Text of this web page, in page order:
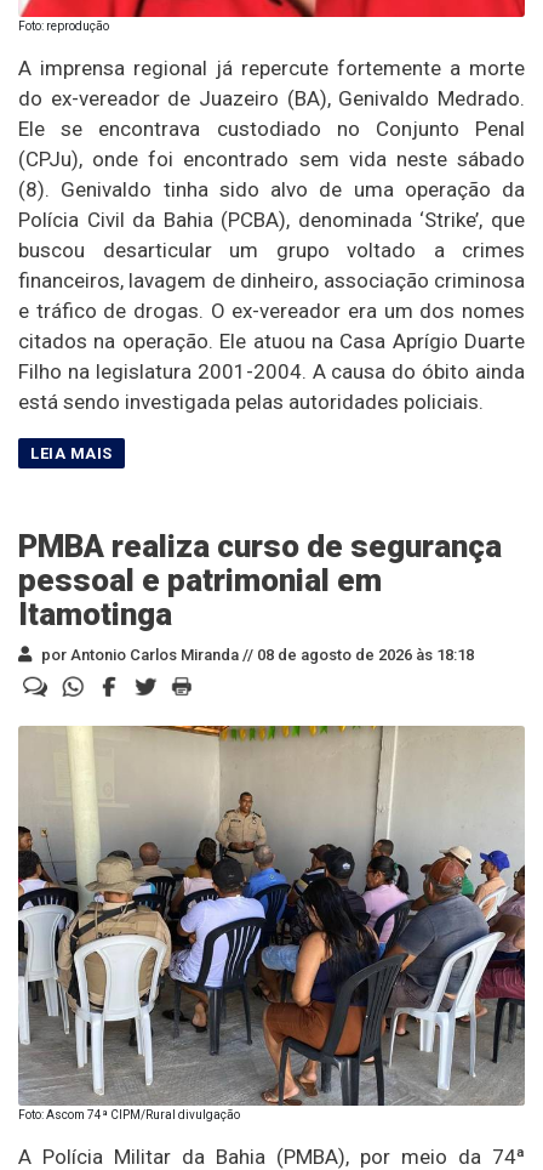
Foto: reprodução
A imprensa regional já repercute fortemente a morte
do ex-vereador de Juazeiro (BA), Genivaldo Medrado.
Ele se encontrava custodiado no Conjunto Penal
(CPJu), onde foi encontrado sem vida neste sábado
(8). Genivaldo tinha sido alvo de uma operação da
Polícia Civil da Bahia (PCBA), denominada ‘Strike’, que
buscou desarticular um grupo voltado a crimes
financeiros, lavagem de dinheiro, associação criminosa
e tráfico de drogas. O ex-vereador era um dos nomes
citados na operação. Ele atuou na Casa Aprígio Duarte
Filho na legislatura 2001-2004. A causa do óbito ainda
está sendo investigada pelas autoridades policiais.
PMBA realiza curso de segurança
pessoal e patrimonial em
Itamotinga
por Antonio Carlos Miranda // 08 de agosto de 2026 às 18:18
Foto: Ascom 74ª CIPM/Rural divulgação
A Polícia Militar da Bahia (PMBA), por meio da 74ª